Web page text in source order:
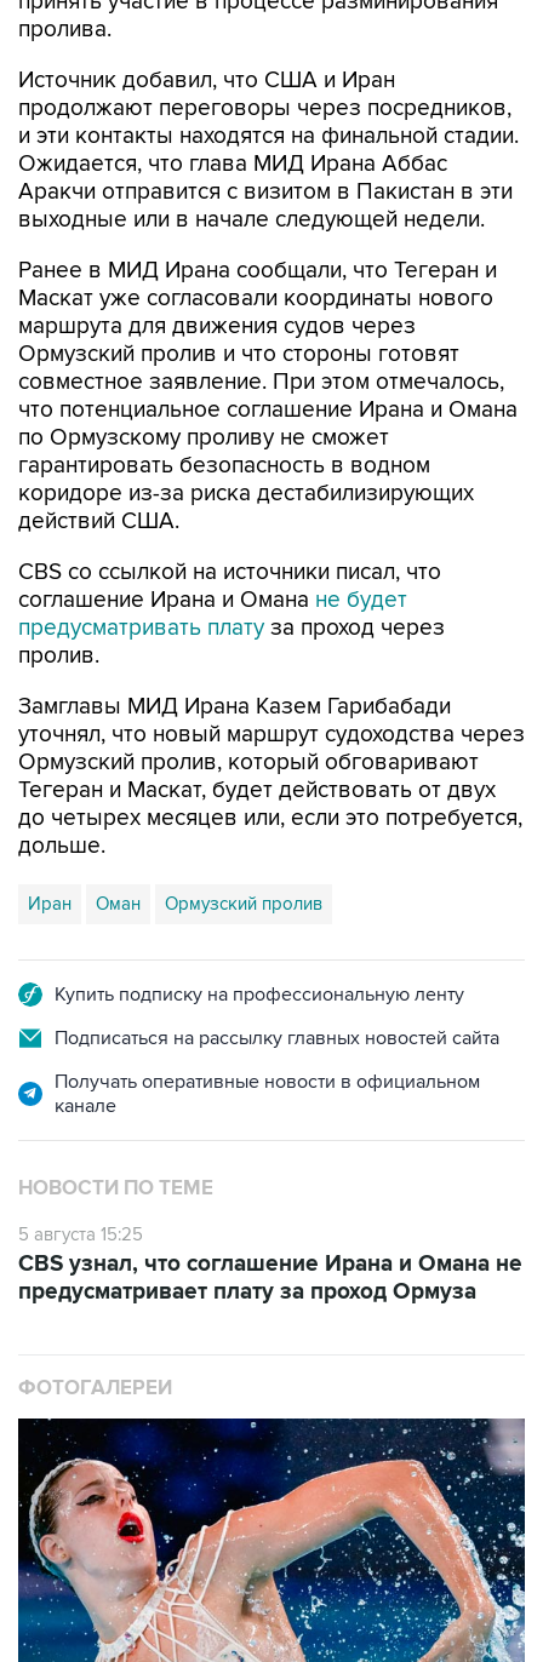
пролива.
Источник добавил, что США и Иран
продолжают переговоры через посредников,
и эти контакты находятся на финальной стадии.
Ожидается, что глава МИД Ирана Аббас
Аракчи отправится с визитом в Пакистан в эти
выходные или в начале следующей недели.
Ранее в МИД Ирана сообщали, что Тегеран и
Маскат уже согласовали координаты нового
маршрута для движения судов через
Ормузский пролив и что стороны готовят
совместное заявление. При этом отмечалось,
что потенциальное соглашение Ирана и Омана
по Ормузскому проливу не сможет
гарантировать безопасность в водном
коридоре из-за риска дестабилизирующих
действий США.
CBS со ссылкой на источники писал, что
соглашение Ирана и Омана не будет
предусматривать плату за проход через
пролив.
Замглавы МИД Ирана Казем Гарибабади
уточнял, что новый маршрут судоходства через
Ормузский пролив, который обговаривают
Тегеран и Маскат, будет действовать от двух
до четырех месяцев или, если это потребуется,
дольше.
Иран Оман Ормузский пролив
Купить подписку на профессиональную ленту
Подписаться на рассылку главных новостей сайта
Получать оперативные новости в официальном
канале
НОВОСТИ ПО ТЕМЕ
5 августа 15:25
CBS узнал, что соглашение Ирана и Омана не
предусматривает плату за проход Ормуза
ФОТОГАЛЕРЕИ